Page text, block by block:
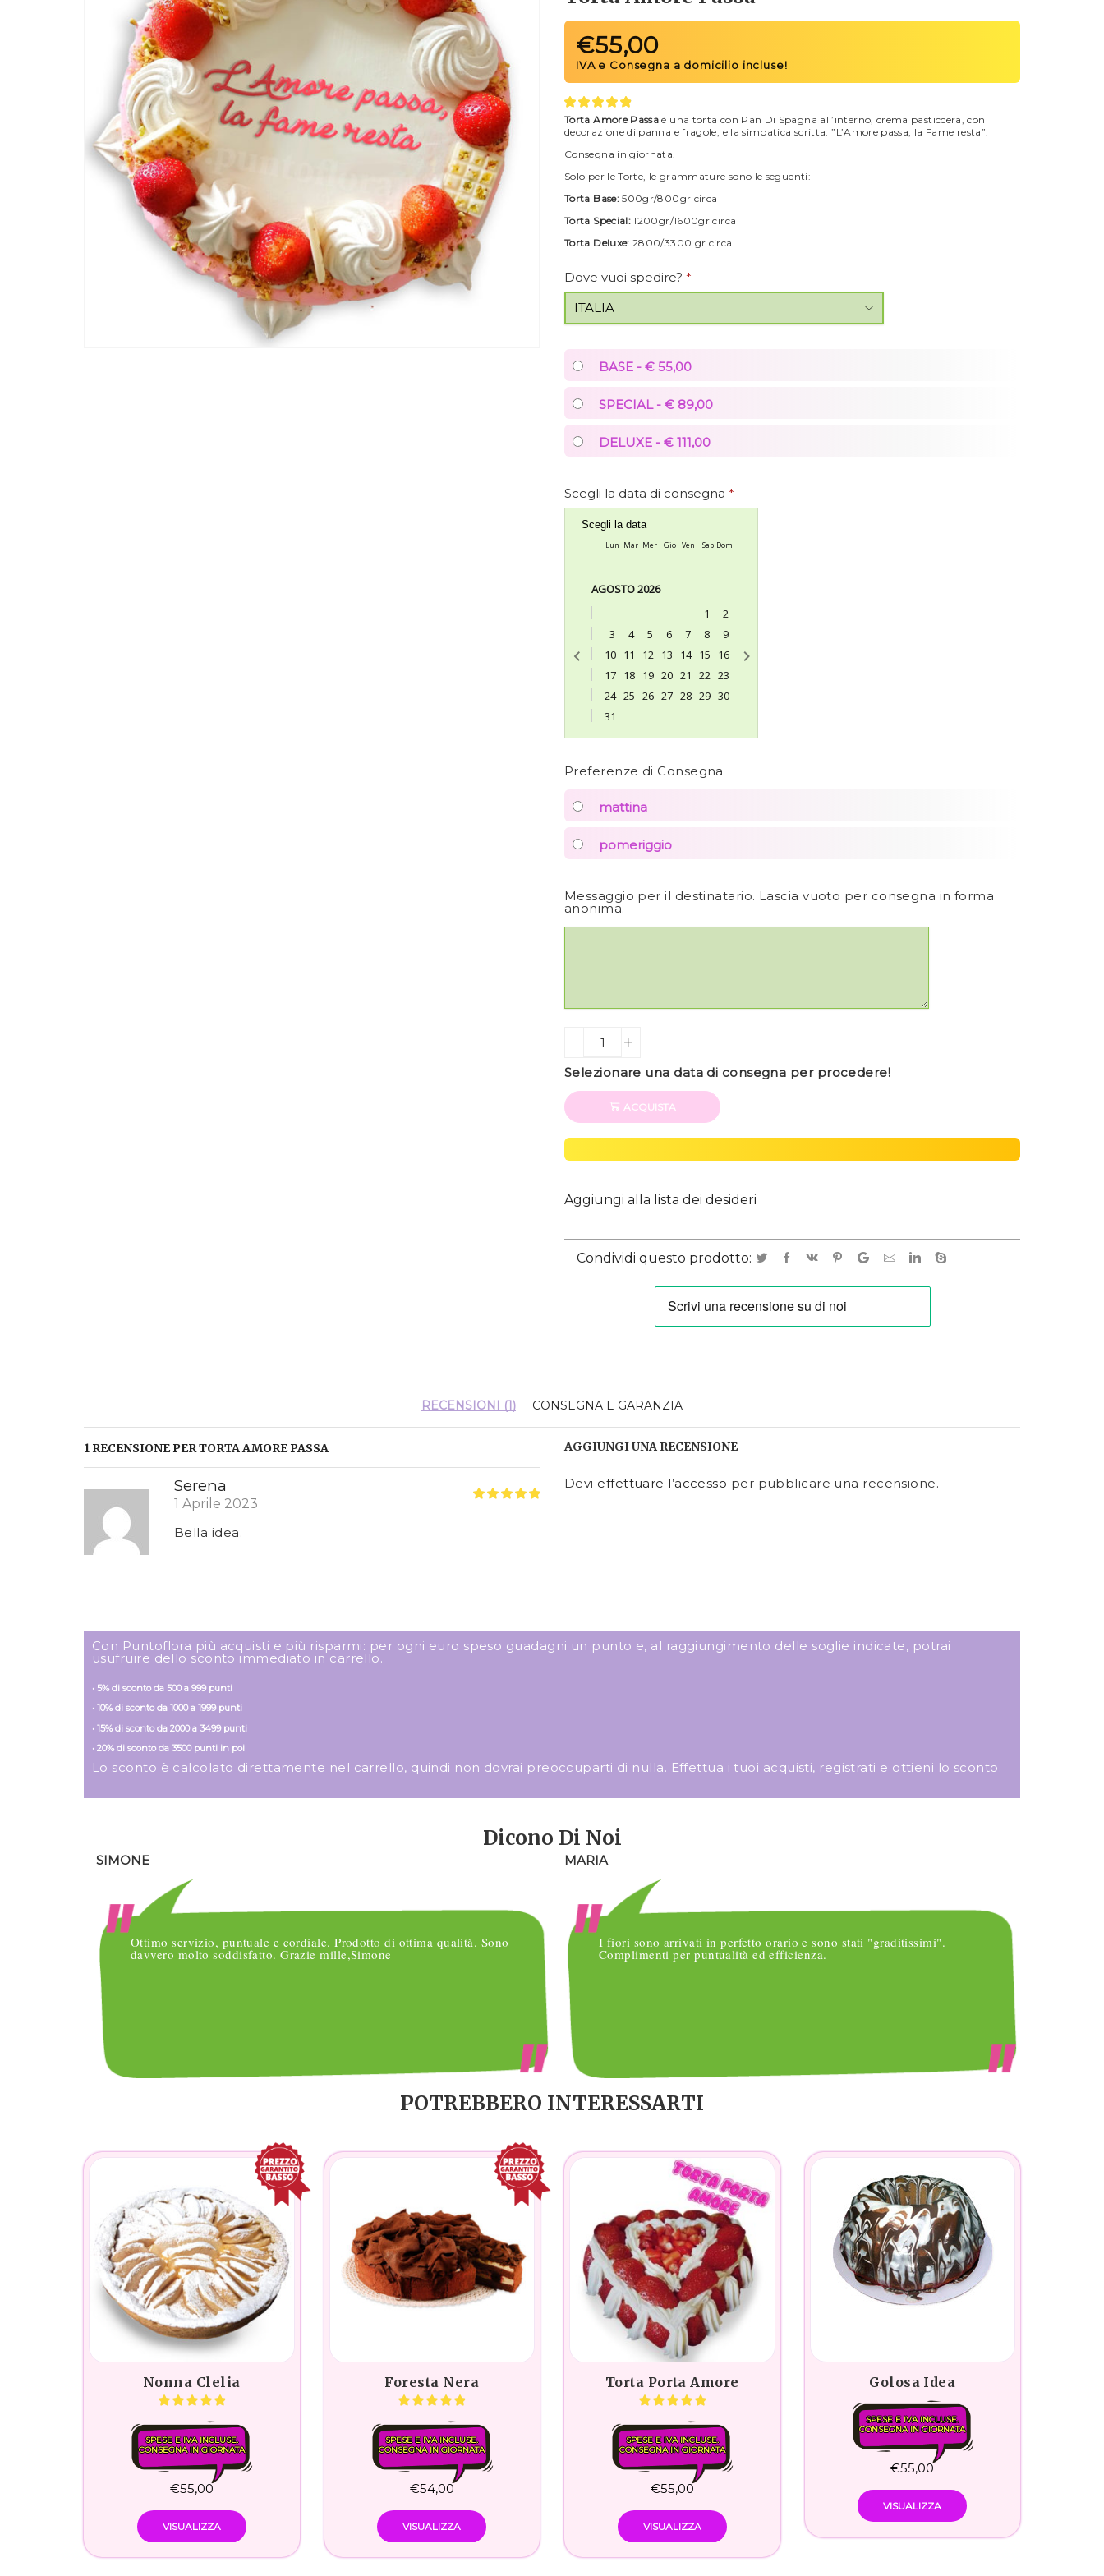
€55,00
Torta Amore Passaè una torta con Pan Di Spagna all’interno, crema pasticcera, con
decorazione di panna e fragole, e la simpatica scritta: ”L’Amore passa, la Fame resta”.
Consegna in giornata.
Solo per le Torte, le grammature sono le seguenti:
Torta Base:500gr/800gr circa
Torta Special: 1200gr/1600gr circa
Torta Deluxe: 2800/3300 gr circa
Dove vuoi spedire? *
BASE - € 55,00
SPECIAL - € 89,00
DELUXE - € 111,00
Scegli la data di consegna *
Scegli la data
Lun Mar Mer Gio Ven Sab Dom
AGOSTO 2026
1
2
3
4 5 6 7 8
9
10 11 12 13 14 15
16
17 18 19 20 21 22 23
24 25 26 27 28 29 30
31
Preferenze di Consegna
mattina
pomeriggio
Messaggio per il destinatario. Lascia vuoto per consegna in forma
anonima.
Quantity
Selezionare una data di consegna per procedere!
ACQUISTA
Aggiungi alla lista dei desideri
Condividi questo prodotto:
RECENSIONI (1) CONSEGNA E GARANZIA
1 RECENSIONE PERTORTA AMORE PASSA
Serena
1 Aprile 2023
Bella idea.
AGGIUNGI UNA RECENSIONE
Devi effettuare l’accesso per pubblicare una recensione.
Con Puntoflora più acquisti e più risparmi: per ogni euro speso guadagni un punto e, al raggiungimento delle soglie indicate, potrai
usufruire dello sconto immediato in carrello.
• 5% di sconto da 500 a 999 punti
• 10% di sconto da 1000 a 1999 punti
• 15% di sconto da 2000 a 3499 punti
• 20% di sconto da 3500 punti in poi
Lo sconto è calcolato direttamente nel carrello, quindi non dovrai preoccuparti di nulla. Effettua i tuoi acquisti, registrati e ottieni lo sconto.
Dicono Di Noi
SIMONE
Ottimo servizio, puntuale e cordiale. Prodotto di ottima qualità. Sono
davvero molto soddisfatto. Grazie mille,Simone
MARIA
I fiori sono arrivati in perfetto orario e sono stati "graditissimi".
Complimenti per puntualità ed efficienza.
POTREBBERO INTERESSARTI
Nonna Clelia
SPESE E IVA INCLUSE.
CONSEGNA IN GIORNATA
€55,00
VISUALIZZA
Foresta Nera
SPESE E IVA INCLUSE.
CONSEGNA IN GIORNATA
€54,00
VISUALIZZA
Torta Porta Amore
SPESE E IVA INCLUSE.
CONSEGNA IN GIORNATA
€55,00
VISUALIZZA
Golosa Idea
SPESE E IVA INCLUSE.
CONSEGNA IN GIORNATA
€55,00
VISUALIZZA